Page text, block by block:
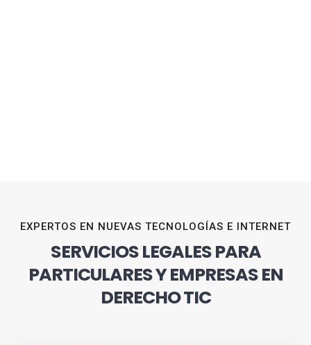
EXPERTOS EN NUEVAS TECNOLOGÍAS E INTERNET
SERVICIOS LEGALES PARA
PARTICULARES Y EMPRESAS EN
DERECHO TIC